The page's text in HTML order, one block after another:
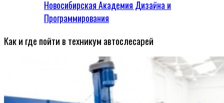
Новосибирская Академия Дизайна и
Программирования
Как и где пойти в техникум автослесарей